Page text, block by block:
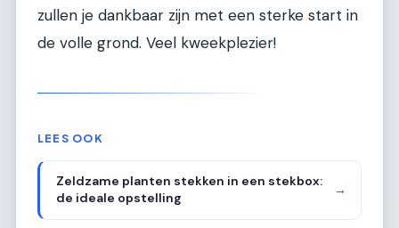
zullen je dankbaar zijn met een sterke start in
de volle grond. Veel kweekplezier!
LEES OOK
Zeldzame planten stekken in een stekbox:
de ideale opstelling
→